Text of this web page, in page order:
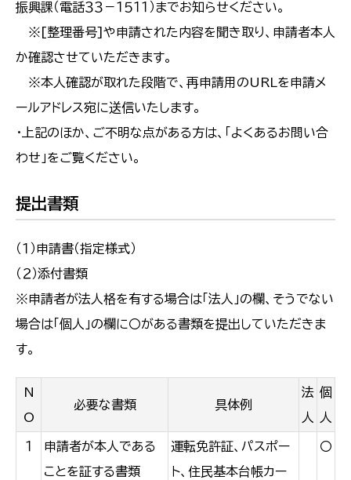
振興課（電話３３－１５１１）までお知らせください。
※[整理番号]や申請された内容を聞き取り、申請者本人
か確認させていただきます。
※本人確認が取れた段階で、再申請用のURLを申請メ
ールアドレス宛に送信いたします。
・上記のほか、ご不明な点がある方は、「よくあるお問い合
わせ」をご覧ください。
提出書類
（１）申請書（指定様式）
（２）添付書類
※申請者が法人格を有する場合は「法人」の欄、そうでない
場合は「個人」の欄に〇がある書類を提出していただきま
す。
N
O
必要な書類 具体例
法
人
個
人
１
申請者が本人である
ことを証する書類
運転免許証、パスポー
ト、住民基本台帳カー
〇